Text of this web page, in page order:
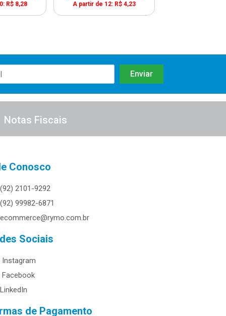
R$ 8,28 A partir de 12: R$ 4,23
Notas Fiscais
Conosco
(92) 2101-9292
(92) 99982-6871
ecommerce@rymo.com.br
Sociais
Instagram
Facebook
LinkedIn
de Pagamento